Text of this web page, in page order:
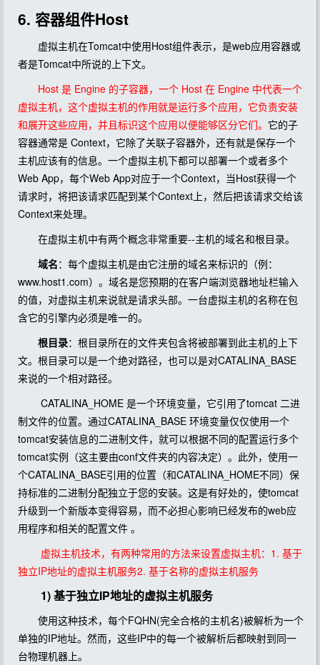
6. 容器组件Host
虚拟主机在Tomcat中使用Host组件表示，是web应用容器或
者是Tomcat中所说的上下文。
Host 是 Engine 的子容器，一个 Host 在 Engine 中代表一个
虚拟主机，这个虚拟主机的作用就是运行多个应用，它负责安装
和展开这些应用，并且标识这个应用以便能够区分它们。 它的子
容器通常是 Context，它除了关联子容器外，还有就是保存一个
主机应该有的信息。一个虚拟主机下都可以部署一个或者多个
Web App，每个Web App对应于一个Context，当Host获得一个
请求时，将把该请求匹配到某个Context上，然后把该请求交给该
Context来处理。
在虚拟主机中有两个概念非常重要--主机的域名和根目录。
域名：每个虚拟主机是由它注册的域名来标识的（例：
www.host1.com）。域名是您预期的在客户端浏览器地址栏输入
的值，对虚拟主机来说就是请求头部。一台虚拟主机的名称在包
含它的引擎内必须是唯一的。
根目录：根目录所在的文件夹包含将被部署到此主机的上下
文。根目录可以是一个绝对路径，也可以是对CATALINA_BASE
来说的一个相对路径。
CATALINA_HOME 是一个环境变量，它引用了tomcat 二进
制文件的位置。通过CATALINA_BASE 环境变量仅仅使用一个
tomcat安装信息的二进制文件，就可以根据不同的配置运行多个
tomcat实例（这主要由conf文件夹的内容决定）。此外，使用一
个CATALINA_BASE引用的位置（和CATALINA_HOME不同）保
持标准的二进制分配独立于您的安装。这是有好处的，使tomcat
升级到一个新版本变得容易，而不必担心影响已经发布的web应
用程序和相关的配置文件 。
虚拟主机技术，有两种常用的方法来设置虚拟主机：1. 基于
独立IP地址的虚拟主机服务2. 基于名称的虚拟主机服务
1) 基于独立IP地址的虚拟主机服务
使用这种技术，每个FQHN(完全合格的主机名)被解析为一个
单独的IP地址。然而，这些IP中的每一个被解析后都映射到同一
台物理机器上。